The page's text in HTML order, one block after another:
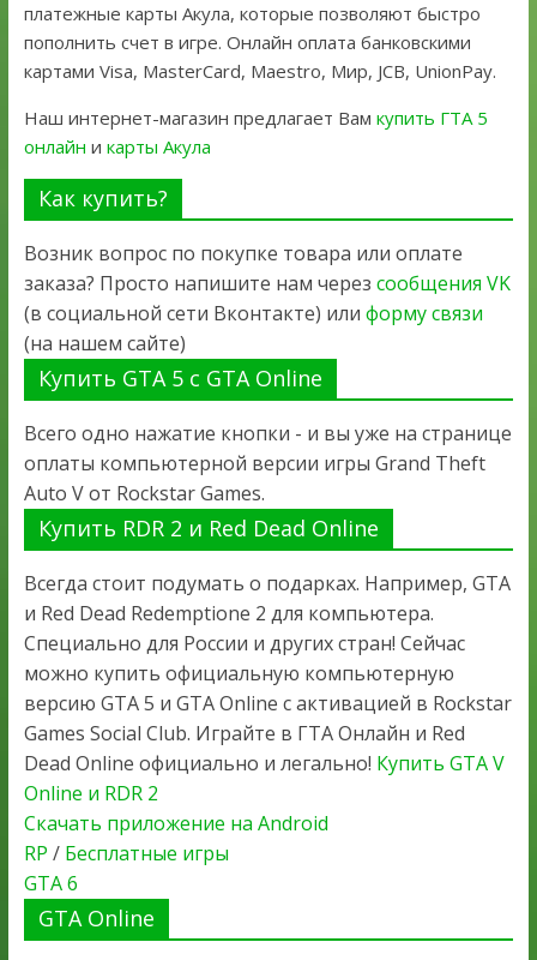
платежные карты Акула, которые позволяют быстро
пополнить счет в игре. Онлайн оплата банковскими
картами Visa, MasterCard, Maestro, Мир, JCB, UnionPay.
Наш интернет-магазин предлагает Вам купить ГТА 5
онлайн и карты Акула
Как купить?
Возник вопрос по покупке товара или оплате
заказа? Просто напишите нам через сообщения VK
(в социальной сети Вконтакте) или форму связи
(на нашем сайте)
Купить GTA 5 с GTA Online
Всего одно нажатие кнопки - и вы уже на странице
оплаты компьютерной версии игры Grand Theft
Auto V от Rockstar Games.
Купить RDR 2 и Red Dead Online
Всегда стоит подумать о подарках. Например, GTA
и Red Dead Redemptione 2 для компьютера.
Специально для России и других стран! Сейчас
можно купить официальную компьютерную
версию GTA 5 и GTA Online с активацией в Rockstar
Games Social Club. Играйте в ГТА Онлайн и Red
Dead Online официально и легально! Купить GTA V
Online и RDR 2
Скачать приложение на Android
RP / Бесплатные игры
GTA 6
GTA Online